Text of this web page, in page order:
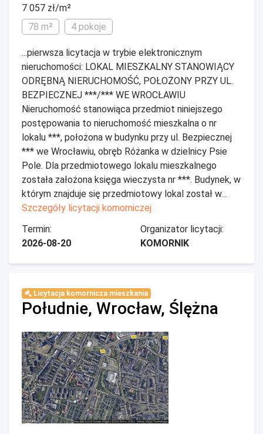
7 057 zł/m²
78 m²
4 pokoje
...pierwsza licytacja w trybie elektronicznym
nieruchomości: LOKAL MIESZKALNY STANOWIĄCY
ODRĘBNĄ NIERUCHOMOŚĆ, POŁOŻONY PRZY UL.
BEZPIECZNEJ ***/*** WE WROCŁAWIU
Nieruchomość stanowiąca przedmiot niniejszego
postępowania to nieruchomość mieszkalna o nr
lokalu ***, położona w budynku przy ul. Bezpiecznej
*** we Wrocławiu, obręb Różanka w dzielnicy Psie
Pole. Dla przedmiotowego lokalu mieszkalnego
została założona księga wieczysta nr ***. Budynek, w
którym znajduje się przedmiotowy lokal został w...
Szczegóły licytacji komorniczej
Termin:
2026-08-20
Organizator licytacji:
KOMORNIK
Licytacja komornicza mieszkania
Południe, Wrocław, Ślężna